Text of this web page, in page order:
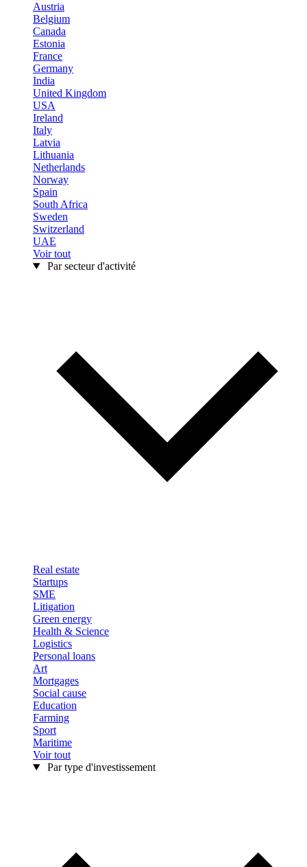
Austria
Belgium
Canada
Estonia
France
Germany
India
United Kingdom
USA
Ireland
Italy
Latvia
Lithuania
Netherlands
Norway
Spain
South Africa
Sweden
Switzerland
UAE
Voir tout
Par secteur d'activité
Real estate
Startups
SME
Litigation
Green energy
Health & Science
Logistics
Personal loans
Art
Mortgages
Social cause
Education
Farming
Sport
Maritime
Voir tout
Par type d'investissement